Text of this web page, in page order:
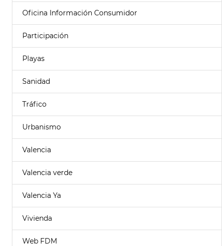
Oficina Información Consumidor
Participación
Playas
Sanidad
Tráfico
Urbanismo
Valencia
Valencia verde
Valencia Ya
Vivienda
Web FDM